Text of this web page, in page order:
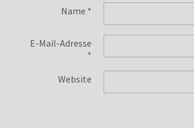
Name *
E-Mail-Adresse
*
Website